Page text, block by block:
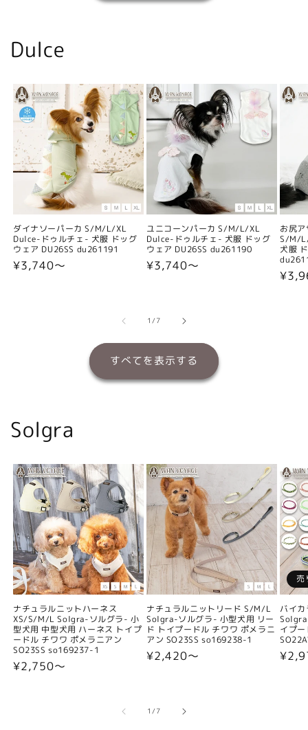
Dulce
ダイナソーパーカ S/M/L/XL
Dulce-ドゥルチェ- 犬服 ドッグ
ウェア DU26SS du261191
通
¥3,740〜
ユニコーンパーカ S/M/L/XL
Dulce-ドゥルチェ- 犬服 ドッグ
ウェア DU26SS du261190
通
¥3,740〜
お尻
S/M/
犬服
通
1/の
7
すべてを表示する
Solgra
ナチュラルニットハーネス
XS/S/M/L Solgra-ソルグラ- 小
型犬用 中型犬用 ハーネス トイプ
ードル チワワ ポメラニアン
SO23SS so169237-1
通
¥2,750〜
ナチュラルニットリード S/M/L
Solgra-ソルグラ- 小型犬用 リー
ド トイプードル チワワ ポメラニ
アン SO23SS so169238-1
通
¥2,420〜
売
バイ
イプ
通
1/の
7